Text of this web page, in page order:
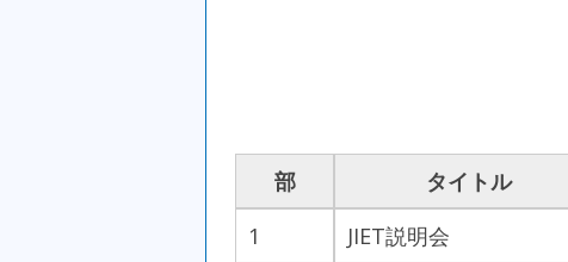
部 タイトル
1
JIET説明会